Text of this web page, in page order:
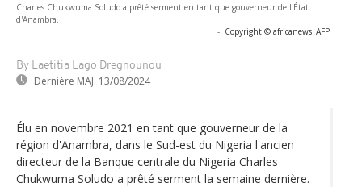
Charles Chukwuma Soludo a prêté serment en tant que gouverneur de l'État
d'Anambra.
- Copyright © africanews AFP
By Laetitia Lago Dregnounou
Dernière MAJ: 13/08/2024
Élu en novembre 2021 en tant que gouverneur de la
région d'Anambra, dans le Sud-est du Nigeria l'ancien
directeur de la Banque centrale du Nigeria Charles
Chukwuma Soludo a prêté serment la semaine dernière.